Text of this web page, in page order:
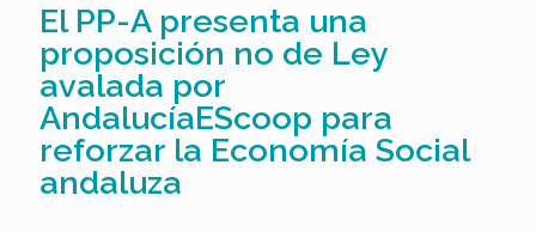
El PP-A presenta una
proposición no de Ley
avalada por
AndalucíaEScoop para
reforzar la Economía Social
andaluza